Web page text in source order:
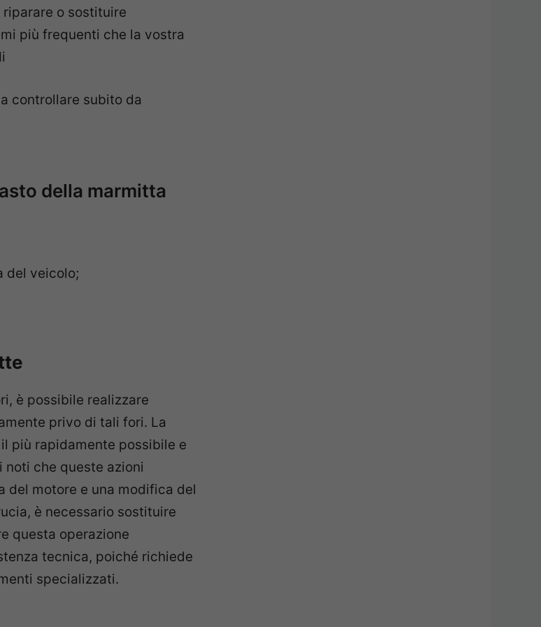
o sostituire
più frequenti che la vostra
controllare subito da
della marmitta
del veicolo;
è possibile realizzare
privo di tali fori. La
più rapidamente possibile e
noti che queste azioni
del motore e una modifica del
è necessario sostituire
questa operazione
tecnica, poiché richiede
specializzati.